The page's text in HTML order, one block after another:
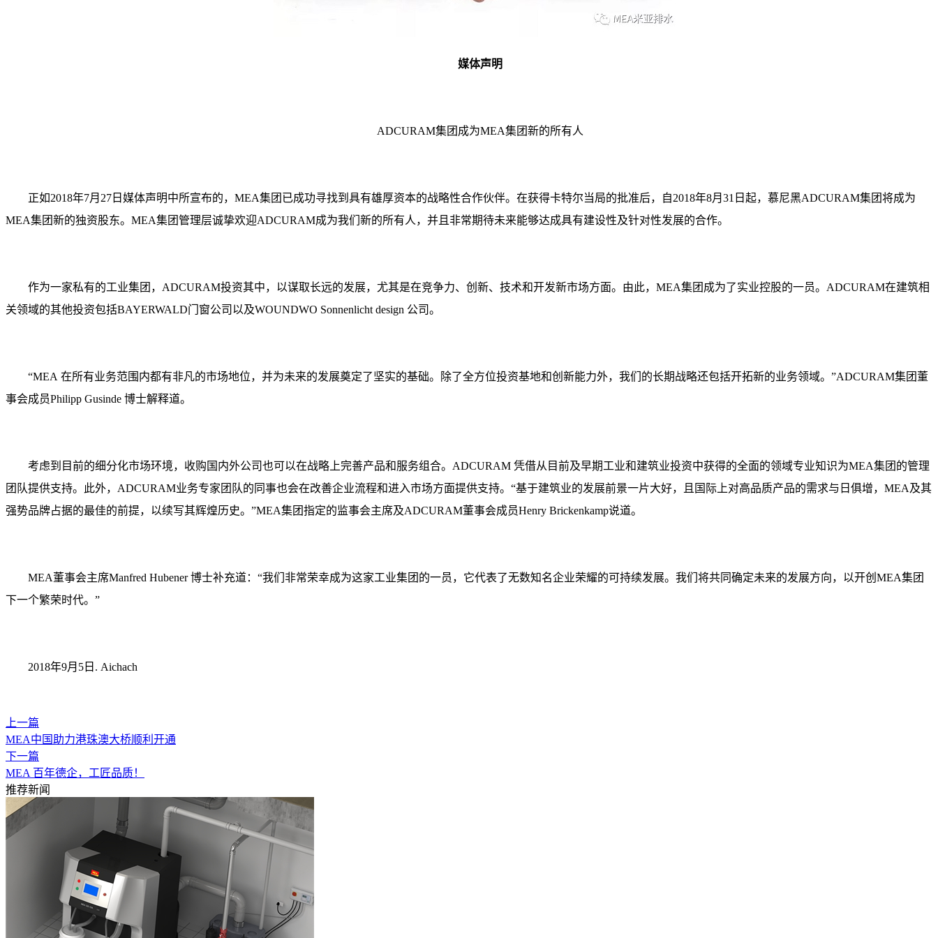
媒体声明
ADCURAM集团成为MEA集团新的所有人
正如2018年7月27日媒体声明中所宣布的，MEA集团已成功寻找到具有雄厚资本的战略性合作伙伴。在获得卡特尔当局的批准后，自2018年8月31日起，慕尼黑ADCURAM集团将成为
MEA集团新的独资股东。MEA集团管理层诚挚欢迎ADCURAM成为我们新的所有人，并且非常期待未来能够达成具有建设性及针对性发展的合作。
作为一家私有的工业集团，ADCURAM投资其中，以谋取长远的发展，尤其是在竞争力、创新、技术和开发新市场方面。由此，MEA集团成为了实业控股的一员。ADCURAM在建筑相
关领域的其他投资包括BAYERWALD门窗公司以及WOUNDWO Sonnenlicht design 公司。
“MEA 在所有业务范围内都有非凡的市场地位，并为未来的发展奠定了坚实的基础。除了全方位投资基地和创新能力外，我们的长期战略还包括开拓新的业务领域。”ADCURAM集团董
事会成员Philipp Gusinde 博士解释道。
考虑到目前的细分化市场环境，收购国内外公司也可以在战略上完善产品和服务组合。ADCURAM 凭借从目前及早期工业和建筑业投资中获得的全面的领域专业知识为MEA集团的管理
团队提供支持。此外，ADCURAM业务专家团队的同事也会在改善企业流程和进入市场方面提供支持。“基于建筑业的发展前景一片大好，且国际上对高品质产品的需求与日俱增，MEA及其
强势品牌占据的最佳的前提，以续写其辉煌历史。”MEA集团指定的监事会主席及ADCURAM董事会成员Henry Brickenkamp说道。
MEA董事会主席Manfred Hubener 博士补充道：“我们非常荣幸成为这家工业集团的一员，它代表了无数知名企业荣耀的可持续发展。我们将共同确定未来的发展方向，以开创MEA集团
下一个繁荣时代。”
2018年9月5日. Aichach
上一篇
MEA中国助力港珠澳大桥顺利开通
下一篇
MEA 百年德企，工匠品质！
推荐新闻